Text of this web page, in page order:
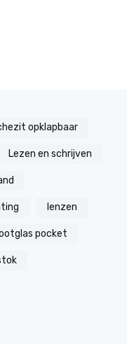
opklapbaar
Lezen en schrijven
lenzen
pocket